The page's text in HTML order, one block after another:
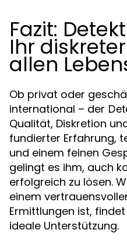
Fazit:
Ihr
allen
Ob privat oder
international – der
Qualität, Diskretion
fundierter Erfahrung,
und einem feinen
gelingt es ihm, auch
erfolgreich zu lösen.
einem
Ermittlungen ist,
ideale Unterstützung.